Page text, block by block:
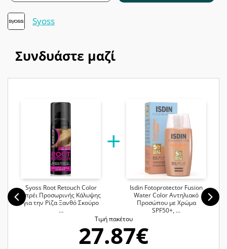
Syoss
Συνδυάστε μαζί
Syoss Root Retouch Color
Σπρέι Προσωρινής Κάλυψης
για την Ρίζα Ξανθό Σκούρο
…
Isdin Fotoprotector Fusion
Water Color Αντηλιακό
Προσώπου με Χρώμα
SPF50+, …
Tιμή πακέτου
27.87€